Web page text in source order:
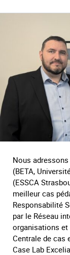
Nous
(BETA,
(ESSCA
meilleur cas
Responsabilité
par le Réseau
organisations et
Centrale de cas
Case Lab Excelia.